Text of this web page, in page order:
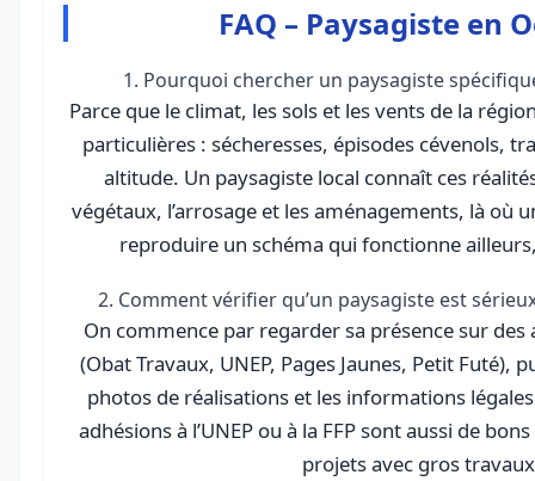
FAQ – Paysagiste en
1. Pourquoi chercher un paysagiste
Parce que le climat, les sols et les vents de la
particulières : sécheresses, épisodes cévenols,
altitude. Un paysagiste local connaît ces
végétaux, l’arrosage et les aménagements, là où
reproduire un schéma qui fonctionne
2. Comment vérifier qu’un paysagiste est
On commence par regarder sa présence sur
(Obat Travaux, UNEP, Pages Jaunes, Petit Futé),
photos de réalisations et les informations légales
adhésions à l’UNEP ou à la FFP sont aussi de
projets avec gros